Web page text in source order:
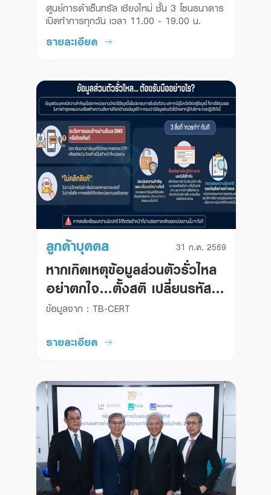
แล้ววันนี้
ศูนย์การค้าเซ็นทรัล เชียงใหม่ ชั้น 3 โซนธนาคาร
เปิดทำการทุกวัน เวลา 11.00 - 19.00 น.
รายละเอียด
ลูกค้าบุคคล 31 ก.ค. 2569
หากเกิดเหตุข้อมูลส่วนตัวรั่วไหล
อย่าตกใจ…ตั้งสติ เปลี่ยนรหัส
ผ่าน และระวังมิจฉาชีพแอบอ้าง
ข้อมูลจาก : TB-CERT
รายละเอียด